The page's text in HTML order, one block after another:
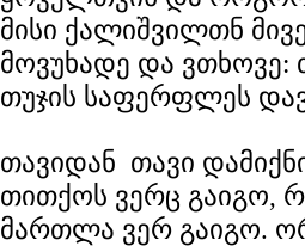
მისი ქალიშვილთნ
მოვუხადე და ვთხოვე:
თუჯის საფერფლეს
თავიდან თავი
თითქოს ვერც გაიგო,
მართლა ვერ გაიგო.